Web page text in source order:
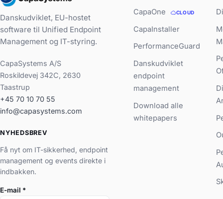
Danskudviklet, EU-hostet
software til Unified Endpoint
Management og IT-styring.
CapaSystems A/S
Roskildevej 342C, 2630
Taastrup
+45 70 10 70 55
info@capasystems.com
NYHEDSBREV
Få nyt om IT-sikkerhed, endpoint
management og events direkte i
indbakken.
E-mail *
CapaOne CLOUD
CapaInstaller
PerformanceGuard
Danskudviklet
endpoint
management
Download alle
whitepapers